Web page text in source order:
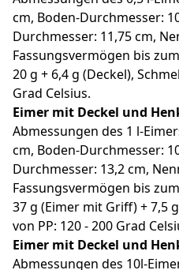
cm, Boden-Durchmesser:
Durchmesser: 11,75 cm,
Fassungsvermögen bis
20 g + 6,4 g (Deckel),
Grad Celsius.
Eimer mit Deckel und
Abmessungen des 1 l-
cm, Boden-Durchmesser:
Durchmesser: 13,2 cm,
Fassungsvermögen bis
37 g (Eimer mit Griff) + 7,5
von PP: 120 - 200 Grad
Eimer mit Deckel und
Abmessungen des 10l-